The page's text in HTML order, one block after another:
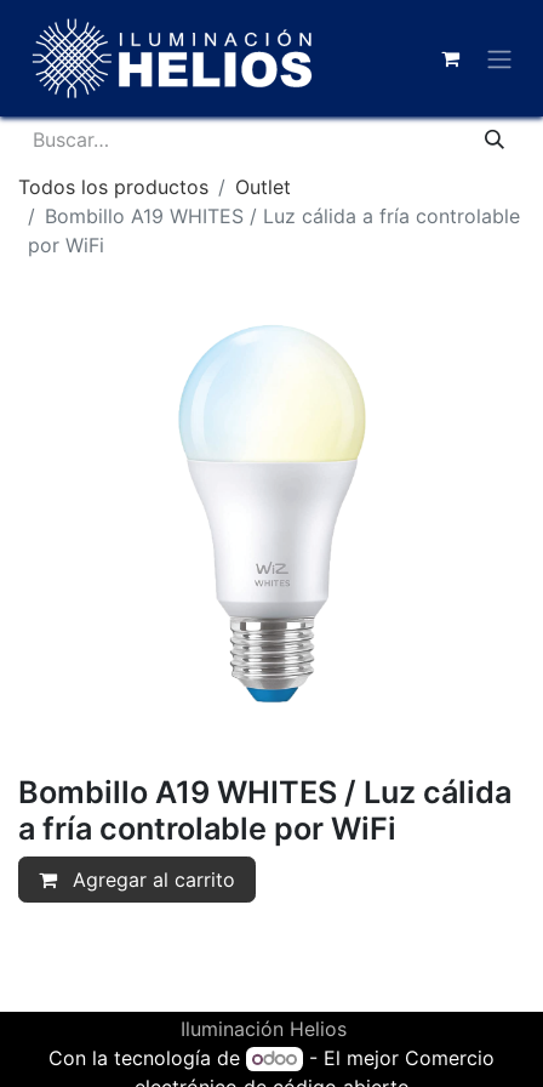
Todos los productos
Outlet
Bombillo A19 WHITES / Luz cálida a fría controlable
por WiFi
Bombillo A19 WHITES / Luz cálida
a fría controlable por WiFi
Agregar al carrito
Iluminación Helios
Con la tecnología de
- El mejor Comercio